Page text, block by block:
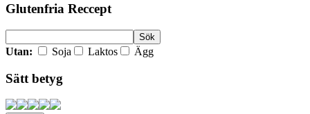
Glutenfria Reccept
Utan: Soja Laktos Ägg
Sätt betyg